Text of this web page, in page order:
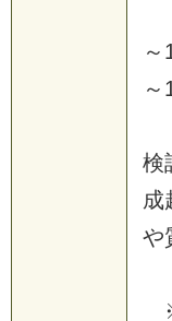
～
～
検
成
や